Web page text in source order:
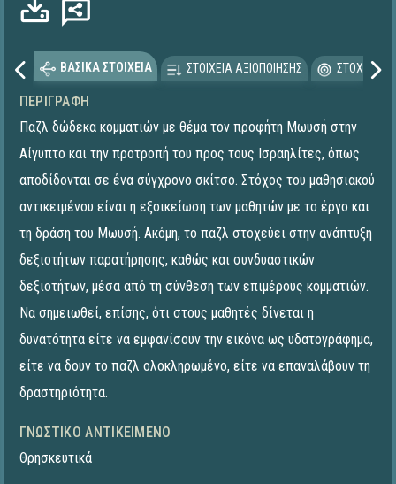
ΒΑΣΙΚΑ ΣΤΟΙΧΕΙΑ ΣΤΟΙΧΕΙΑ ΑΞΙΟΠΟΙΗΣΗΣ
ΠΕΡΙΓΡΑΦΉ
Παζλ δώδεκα κομματιών με θέμα τον προφήτη Μωυσή στην
Αίγυπτο και την προτροπή του προς τους Ισραηλίτες, όπως
αποδίδονται σε ένα σύγχρονο σκίτσο. Στόχος του μαθησιακού
αντικειμένου είναι η εξοικείωση των μαθητών με το έργο και
τη δράση του Μωυσή. Ακόμη, το παζλ στοχεύει στην ανάπτυξη
δεξιοτήτων παρατήρησης, καθώς και συνδυαστικών
δεξιοτήτων, μέσα από τη σύνθεση των επιμέρους κομματιών.
Να σημειωθεί, επίσης, ότι στους μαθητές δίνεται η
δυνατότητα είτε να εμφανίσουν την εικόνα ως υδατογράφημα,
είτε να δουν το παζλ ολοκληρωμένο, είτε να επαναλάβουν τη
δραστηριότητα.
ΓΝΩΣΤΙΚΌ ΑΝΤΙΚΕΊΜΕΝΟ
Θρησκευτικά